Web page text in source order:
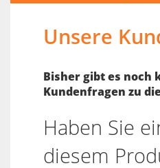
Unsere
Bisher gibt es noch
Kundenfragen zu
Haben Sie
diesem